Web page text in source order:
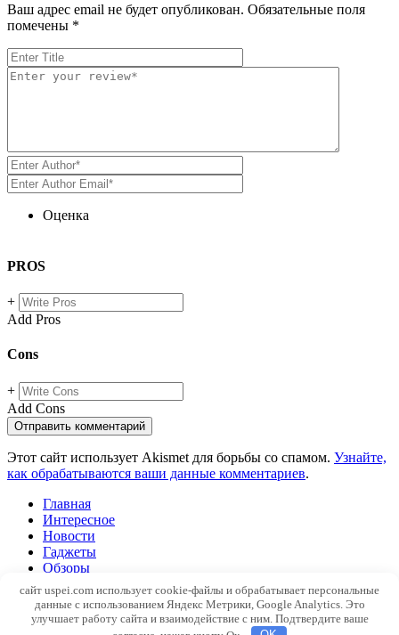
Ваш адрес email не будет опубликован. Обязательные поля
помечены *
Оценка
PROS
+
Add Pros
Cons
+
Add Cons
Этот сайт использует Akismet для борьбы со спамом. Узнайте,
как обрабатываются ваши данные комментариев.
Главная
Интересное
Новости
Гаджеты
Обзоры
Windows
SEO
Web
сайт uspei.com использует cookie-файлы и обрабатывает персональные
данные с использованием Яндекс Метрики, Google Analytics. Это
улучшает работу сайта и взаимодействие с ним. Подтвердите ваше